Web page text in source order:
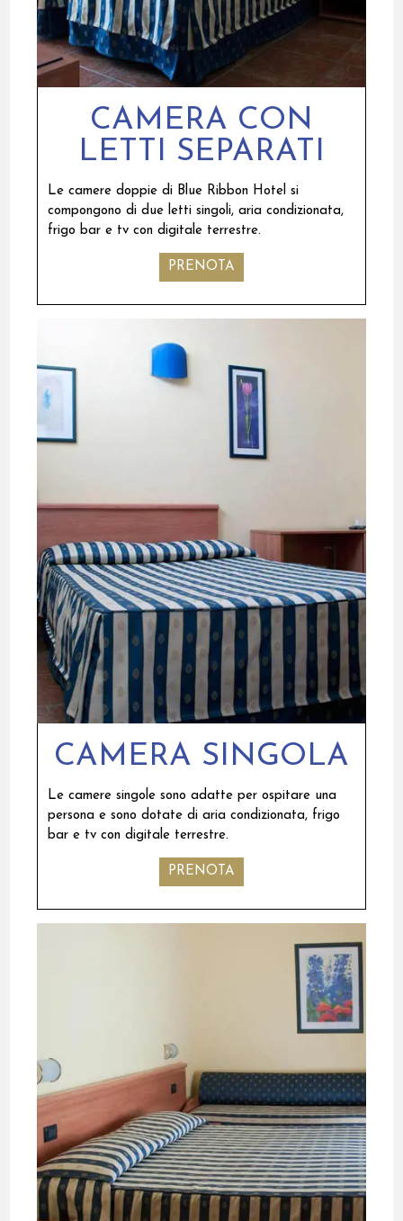
CAMERA CON
LETTI SEPARATI
Le camere doppie di Blue Ribbon Hotel si
compongono di due letti singoli, aria condizionata,
frigo bar e tv con digitale terrestre.
PRENOTA
CAMERA SINGOLA
Le camere singole sono adatte per ospitare una
persona e sono dotate di aria condizionata, frigo
bar e tv con digitale terrestre.
PRENOTA